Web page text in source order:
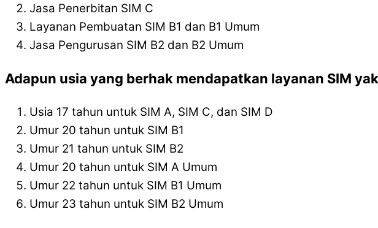
Jasa Penerbitan SIM C
Layanan Pembuatan SIM B1 dan B1 Umum
Jasa Pengurusan SIM B2 dan B2 Umum
Adapun usia yang berhak mendapatkan layanan SIM
Usia 17 tahun untuk SIM A, SIM C, dan SIM D
Umur 20 tahun untuk SIM B1
Umur 21 tahun untuk SIM B2
Umur 20 tahun untuk SIM A Umum
Umur 22 tahun untuk SIM B1 Umum
Umur 23 tahun untuk SIM B2 Umum